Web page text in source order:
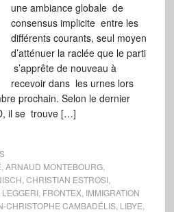
une ambiance globale de
consensus implicite entre les
différents courants, seul moyen
d’atténuer la raclée que le parti
s’apprête de nouveau à
recevoir dans les urnes lors
prochain. Selon le dernier
il se trouve […]
ARNAUD MONTEBOURG,
CHRISTIAN ESTROSI,
LEGGERI, FRONTEX, IMMIGRATION
CHRISTOPHE CAMBADÉLIS, LIBYE